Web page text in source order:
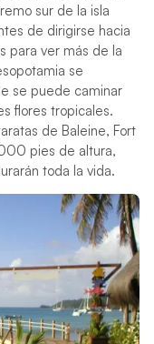
sur de la isla
de dirigirse hacia
para ver más de la
se
se puede caminar
flores tropicales.
de Baleine, Fort
pies de altura,
toda la vida.